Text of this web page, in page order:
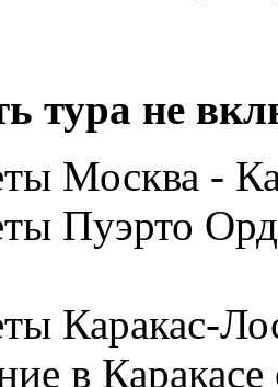
тура не
Москва -
Пуэрто
Каракас-
в Каракасе